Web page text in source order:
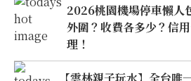
2026桃園機場停車懶人
外圍？收費各多少？信
理！
【雲林親子玩水】全台唯